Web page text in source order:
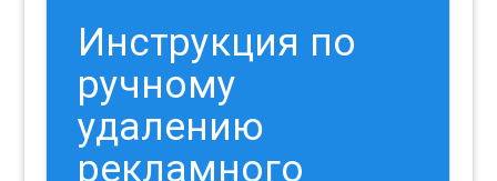
Инструкция по
ручному
удалению
рекламного